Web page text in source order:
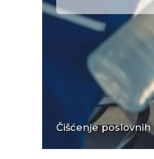
Čišćenje